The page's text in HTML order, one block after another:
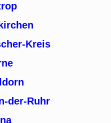
Kreis
der-Ruhr